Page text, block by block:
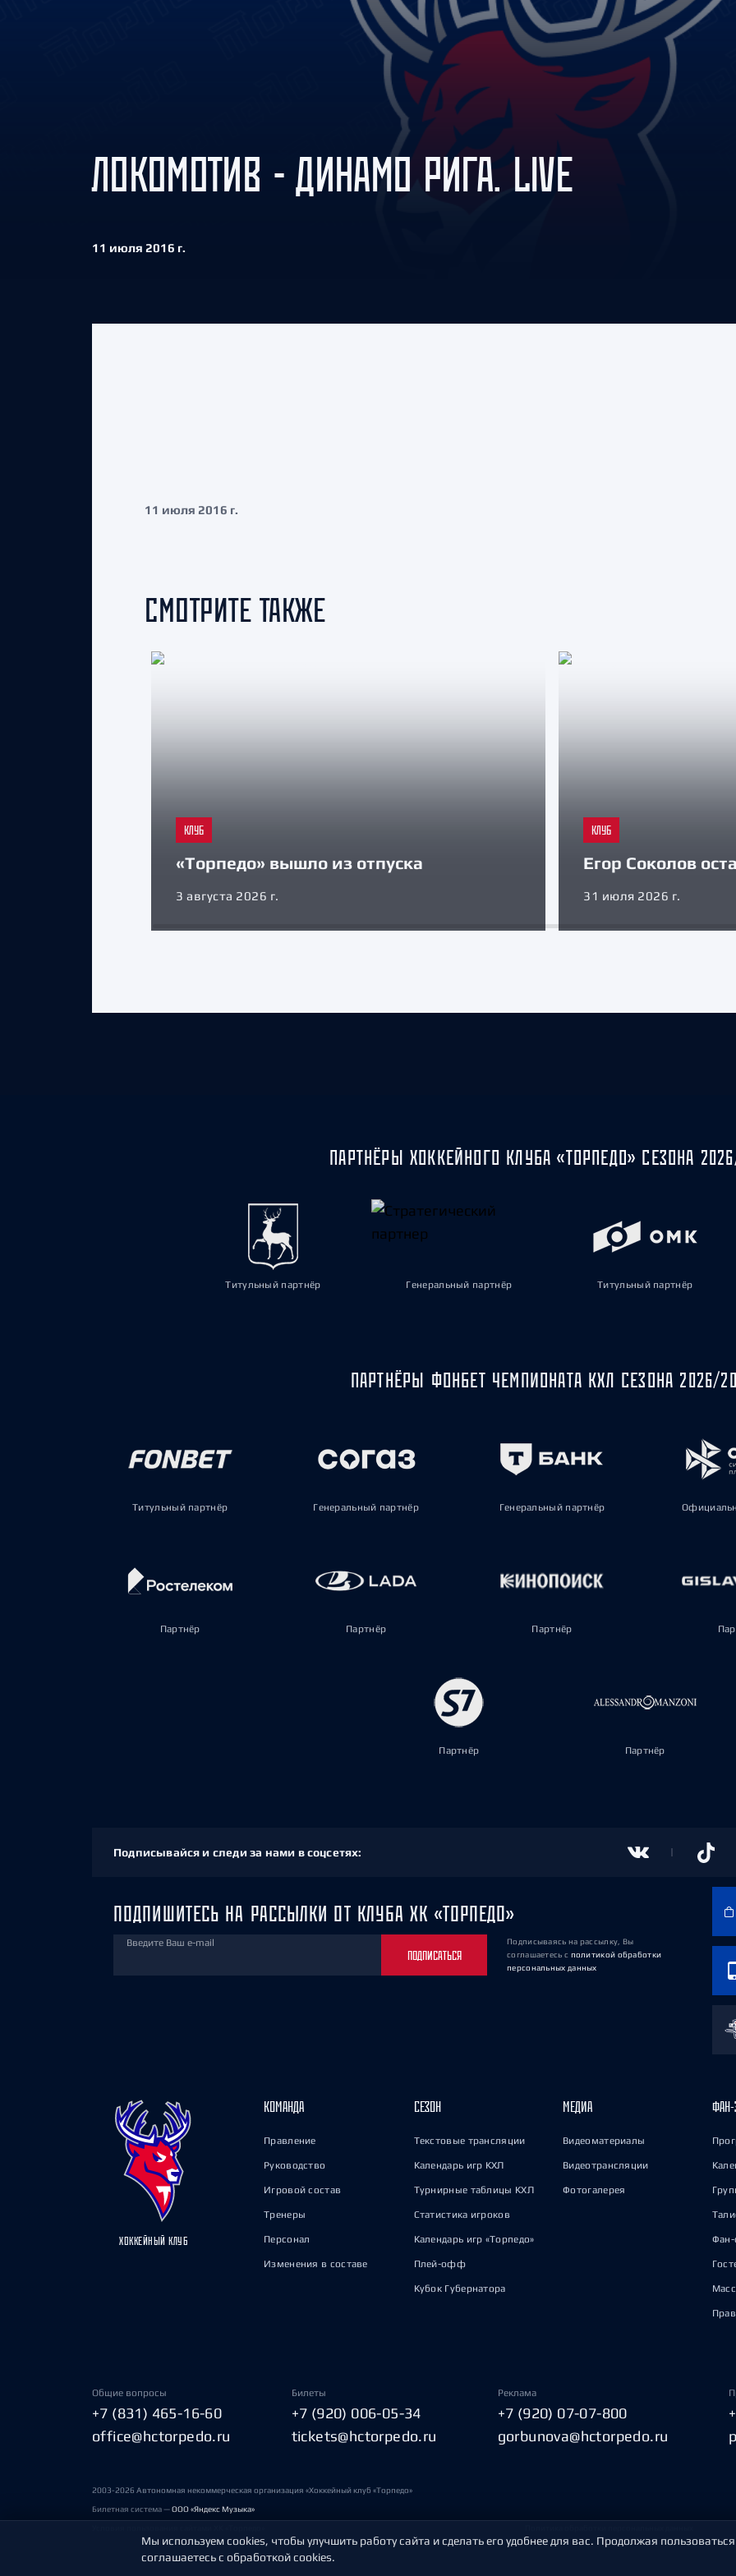
Амур
Барыс
Салават Юлаев
Сибирь
ЛОКОМОТИВ - ДИНАМО РИГА. LIVE
11 июля 2016 г.
11 июля 2016 г.
СМОТРИТЕ ТАКЖЕ
КЛУБ
«Торпедо» вышло из отпуска
3 августа 2026 г.
КЛУБ
Егор Соколов
31 июля 2026 г.
ПАРТНЁРЫ ХОККЕЙНОГО КЛУБА «ТОРПЕДО» СЕЗОНА
Титульный партнёр Генеральный партнёр Титульный партнёр
ПАРТНЁРЫ ФОНБЕТ ЧЕМПИОНАТА КХЛ СЕЗОНА 2026/
Титульный партнёр Генеральный партнёр Генеральный партнёр
Партнёр Партнёр Партнёр
Партнёр Партнёр
Подписывайся и следи за нами в соцсетях:
ПОДПИШИТЕСЬ НА РАССЫЛКИ ОТ КЛУБА ХК «ТОРПЕДО»
Введите Ваш e-mail
ПОДПИСАТЬСЯ
Подписываясь на рассылку, Вы
соглашаетесь с политикой обработки
персональных данных
ХОККЕЙНЫЙ КЛУБ
КОМАНДА
Правление
Руководство
Игровой состав
Тренеры
Персонал
Изменения в составе
СЕЗОН
Текстовые трансляции
Календарь игр КХЛ
Турнирные таблицы КХЛ
Статистика игроков
Календарь игр «Торпедо»
Плей-офф
Кубок Губернатора
МЕДИА
Видеоматериалы
Видеотрансляции
Фотогалерея
ФАН-
Фан-
Общие вопросы
+7 (831) 465-16-60
office@hctorpedo.ru
Билеты
+7 (920) 006-05-34
tickets@hctorpedo.ru
Реклама
+7 (920) 07-07-800
gorbunova@hctorpedo.ru
2003-2026 Автономная некоммерческая организация «Хоккейный клуб «Торпедо»
Билетная система —ООО «Яндекс Музыка»
Мы используем cookies, чтобы улучшить работу сайта и сделать его удобнее для вас. Продолжая
соглашаетесь с обработкой cookies.